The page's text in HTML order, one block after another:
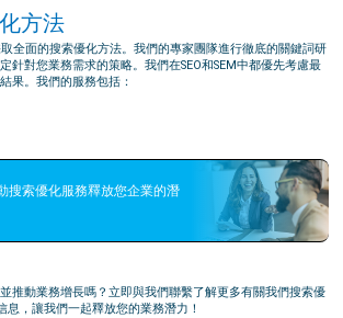
方法
全面的搜索優化方法。我們的專家團隊進行徹底的關鍵詞研
針對您業務需求的策略。我們在SEO和SEM中都優先考慮最
果。我們的服務包括：
搜索優化服務釋放您企業的潛
推動業務增長嗎？立即與我們聯繫了解更多有關我們搜索優
息，讓我們一起釋放您的業務潛力！